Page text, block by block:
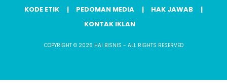
KODE ETIK
PEDOMAN MEDIA
HAK JAWAB
KONTAK IKLAN
COPYRIGHT © 2026 HAI BISNIS - ALL RIGHTS RESERVED